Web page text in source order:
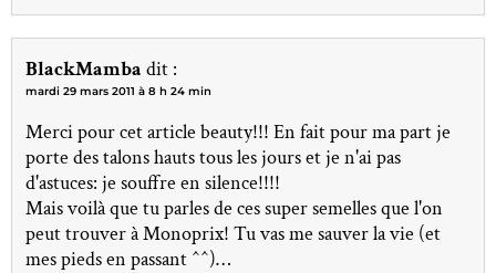
BlackMamba dit :
mardi 29 mars 2011 à 8 h 24 min
Merci pour cet article beauty!!! En fait pour ma part je
porte des talons hauts tous les jours et je n'ai pas
d'astuces: je souffre en silence!!!!
Mais voilà que tu parles de ces super semelles que l'on
peut trouver à Monoprix! Tu vas me sauver la vie (et
mes pieds en passant ^^)…